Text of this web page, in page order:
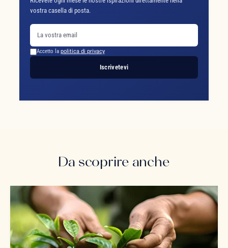
vostra casella di posta.
Accetto la politica di privacy
Iscrivetevi
Da scoprire anche